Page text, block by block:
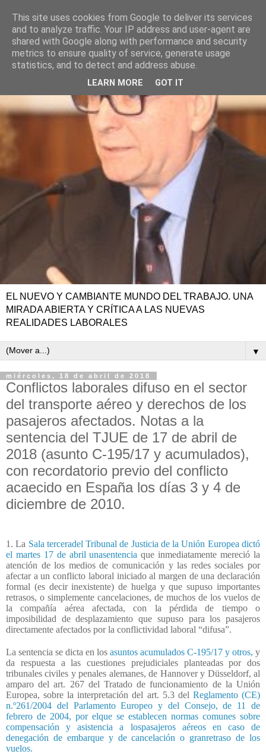
EL NUEVO Y CAMBIANTE MUNDO DEL TRABAJO. UNA
MIRADA ABIERTA Y CRÍTICA A LAS NUEVAS
REALIDADES LABORALES
▼
miércoles, 18 de abril de 2018
Conflictos laborales difuso en el sector
del transporte aéreo y derechos de los
pasajeros afectados. Notas a la
sentencia del TJUE de 17 de abril de
2018 (asunto C-195/17 y acumulados),
con recordatorio previo del conflicto
acaecido en España los días 3 y 4 de
diciembre de 2010.
1. La Sala terceradel Tribunal de Justicia de la Unión Europea dictó
el martes 17 de abril unasentencia que inmediatamente mereció la
atención de los medios de comunicación y las redes sociales por
afectar a un conflicto laboral iniciado al margen de una declaración
formal (es decir inexistente) de huelga y que supuso importantes
retrasos, o simplemente cancelaciones, de muchos de los vuelos de
la compañía aérea afectada, con la pérdida de tiempo o
imposibilidad de desplazamiento que supuso para los pasajeros
directamente afectados por la conflictividad laboral “difusa”.
La sentencia se dicta en los asuntos acumulados C-195/17 y otros, y
da respuesta a las cuestiones prejudiciales planteadas por dos
tribunales civiles y penales alemanes, de Hannover y Düsseldorf, al
amparo del art. 267 del Tratado de funcionamiento de la Unión
Europea, sobre la interpretación del art. 5.3 del Reglamento (CE)
n.º261/2004 del Parlamento Europeo y del Consejo, de 11 de
febrero de 2004, por elque se establecen normas comunes sobre
compensación y asistencia a lospasajeros aéreos en caso de
denegación de embarque y de cancelación o granretraso de los
vuelos.
This site uses cookies from Google to deliver its services
and to analyze traffic. Your IP address and user-agent are
shared with Google along with performance and security
metrics to ensure quality of service, generate usage
statistics, and to detect and address abuse.
LEARN MORE GOT IT